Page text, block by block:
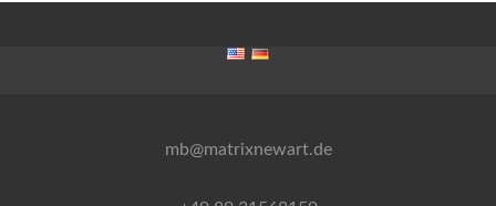
mb@matrixnewart.de